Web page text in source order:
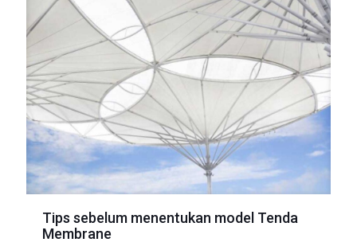
Tips sebelum menentukan model Tenda
Membrane